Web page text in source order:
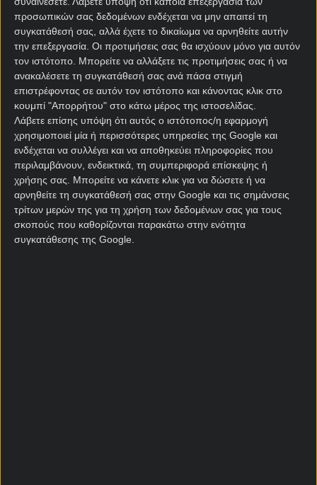
προσωπικών σας δεδομένων ενδέχεται να μην απαιτεί τη
συγκατάθεσή σας, αλλά έχετε το δικαίωμα να αρνηθείτε αυτήν
την επεξεργασία. Οι προτιμήσεις σας θα ισχύουν μόνο για αυτόν
τον ιστότοπο. Μπορείτε να αλλάξετε τις προτιμήσεις σας ή να
ανακαλέσετε τη συγκατάθεσή σας ανά πάσα στιγμή
επιστρέφοντας σε αυτόν τον ιστότοπο και κάνοντας κλικ στο
κουμπί "Απορρήτου" στο κάτω μέρος της ιστοσελίδας.
Λάβετε επίσης υπόψη ότι αυτός ο ιστότοπος/η εφαρμογή
χρησιμοποιεί μία ή περισσότερες υπηρεσίες της Google και
ενδέχεται να συλλέγει και να αποθηκεύει πληροφορίες που
περιλαμβάνουν, ενδεικτικά, τη συμπεριφορά επίσκεψης ή
χρήσης σας. Μπορείτε να κάνετε κλικ για να δώσετε ή να
αρνηθείτε τη συγκατάθεσή σας στην Google και τις σημάνσεις
τρίτων μερών της για τη χρήση των δεδομένων σας για τους
σκοπούς που καθορίζονται παρακάτω στην ενότητα
συγκατάθεσης της Google.
στοίχημα
Αμφότερες έχουν μεγάλη ευκαιρία για βαθμούς,
αφού μετά τα σημερινά εξ αναβολής παιχνίδια,
μπορούν να μπουν με προβάδισμα στην 21η
αγωνιστική το Σαββατοκύριακο. Η Βερόνα με ρεκόρ
2-7-10 είναι η χειρότερη ομάδα της Σέριε Α τη
φετινή σεζόν μαζί με την Πίζα. Δεν έχει νίκη στα
τέσσερα τελευταία παιχνίδια, συγκεντρώνοντας
μόλις ένα βαθμό στην έδρα της Νάπολι (2-2). Κακή
σε άμυνα και επίθεση, είναι ένα από τα φαβορί για
υποβιβασμό στιςστοιχηματικές εταιρίες .
Από την άλλη, η Μπολόνια που συμμετέχει τη
φετινή σεζόν στη League Phase του Γιουρόπα Λιγκ,